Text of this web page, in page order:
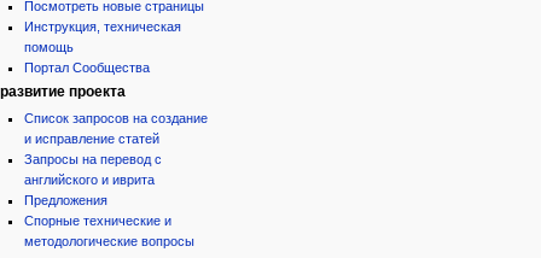
Посмотреть новые страницы
Инструкция, техническая
помощь
Портал Сообщества
развитие проекта
Список запросов на создание
и исправление статей
Запросы на перевод с
английского и иврита
Предложения
Спорные технические и
методологические вопросы